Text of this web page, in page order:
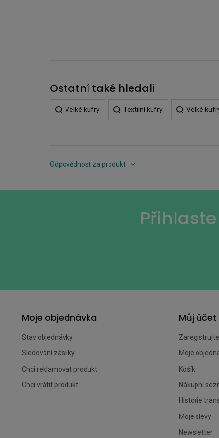
Ostatní také hledali
Velké kufry Textilní kufry Velké
Odpovědnost za produkt
Moje objednávka
Stav objednávky
Sledování zásilky
Chci reklamovat produkt
Chci vrátit produkt
Můj účet
Moje
Košík
Nákupní
Historie
Moje slevy
Newsletter